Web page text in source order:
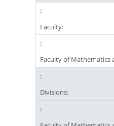
Faculty:
Faculty of Mathematics
Divisions: